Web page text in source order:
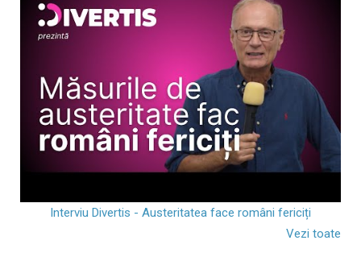
Interviu Divertis - Austeritatea face români fericiți
Vezi toate